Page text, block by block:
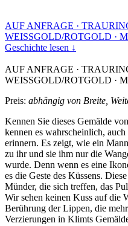
AUF ANFRAGE ·
WEISSGOLD/ROTGOLD ·
Geschichte lesen ↓
AUF ANFRAGE ·
WEISSGOLD/ROTGOLD ·
Preis: abhängig von Breite,
Kennen Sie dieses Gemälde
kennen es wahrscheinlich,
erinnern. Es zeigt, wie ein
zu ihr und sie ihm nur die
wurde. Denn wenn es eine
es die Geste des Küssens.
Münder, die sich treffen, das
Wir sehen keinen Kuss auf die
Berührung der Lippen, die
Verzierungen in Klimts